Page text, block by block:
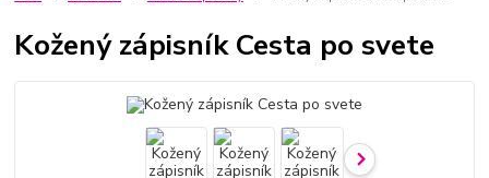
Kožený zápisník Cesta po svete